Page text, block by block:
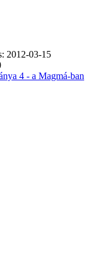
2012-03-15
4 - a Magmá-ban